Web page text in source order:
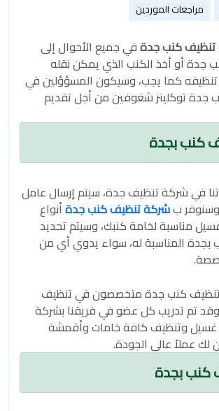
مراجعات الموردين
كنب جدةفي جميع الأحوال إلى
جدة أو أخذ الكنب الذي يمكن نقله
تنظيفه كما يجب، وسيكون المسؤؤلين في
جدة توكلينز شغوفين من أجل تقديم
كنب بجدة
في شركة تنظيف جدة، سيتم إرسال عامل
بشركة تنظيف كنب جدةأنواع
مناسبة لخامة كنبك، وسيتم تحديد
بجدة المناسبة له، سواء يدوي أي من
كنب جدة متخصصون في تنظيف
تم تدريب كل عضو في فريقنا بشركة
وتنظيف كافة خامات وأقمشة
لك عملاً عالي الجودة.
كنب بجدة